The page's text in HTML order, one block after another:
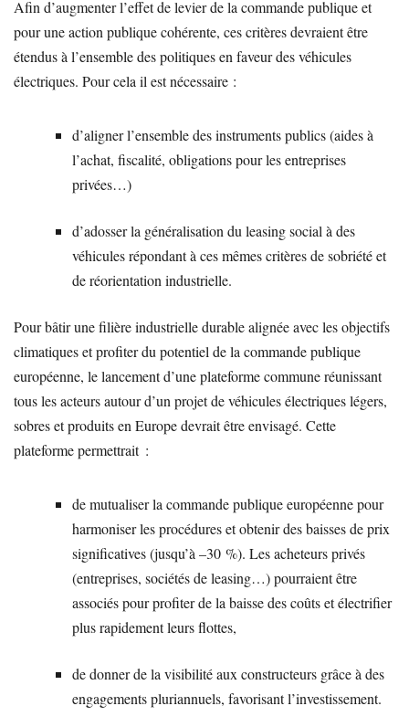
Afin d’augmenter l’effet de levier de la commande publique et
pour une action publique cohérente, ces critères devraient être
étendus à l’ensemble des politiques en faveur des véhicules
électriques. Pour cela il est nécessaire :
d’aligner l’ensemble des instruments publics (aides à
l’achat, fiscalité, obligations pour les entreprises
privées…)
d’adosser la généralisation du leasing social à des
véhicules répondant à ces mêmes critères de sobriété et
de réorientation industrielle.
Pour bâtir une filière industrielle durable alignée avec les objectifs
climatiques et profiter du potentiel de la commande publique
européenne, le lancement d’une plateforme commune réunissant
tous les acteurs autour d’un projet de véhicules électriques légers,
sobres et produits en Europe devrait être envisagé. Cette
plateforme permettrait :
de mutualiser la commande publique européenne pour
harmoniser les procédures et obtenir des baisses de prix
significatives (jusqu’à –30 %). Les acheteurs privés
(entreprises, sociétés de leasing…) pourraient être
associés pour profiter de la baisse des coûts et électrifier
plus rapidement leurs flottes,
de donner de la visibilité aux constructeurs grâce à des
engagements pluriannuels, favorisant l’investissement.